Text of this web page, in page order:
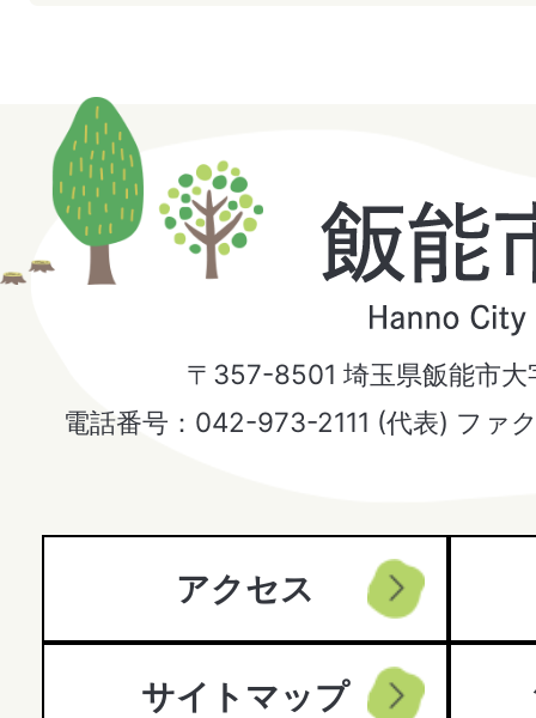
飯
能
Hanno
〒357-8501 埼玉県飯能市大
電話番号：042-973-2111 (代表) ファ
アクセス
サイトマップ